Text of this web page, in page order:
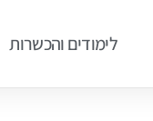
לימודים והכשרות